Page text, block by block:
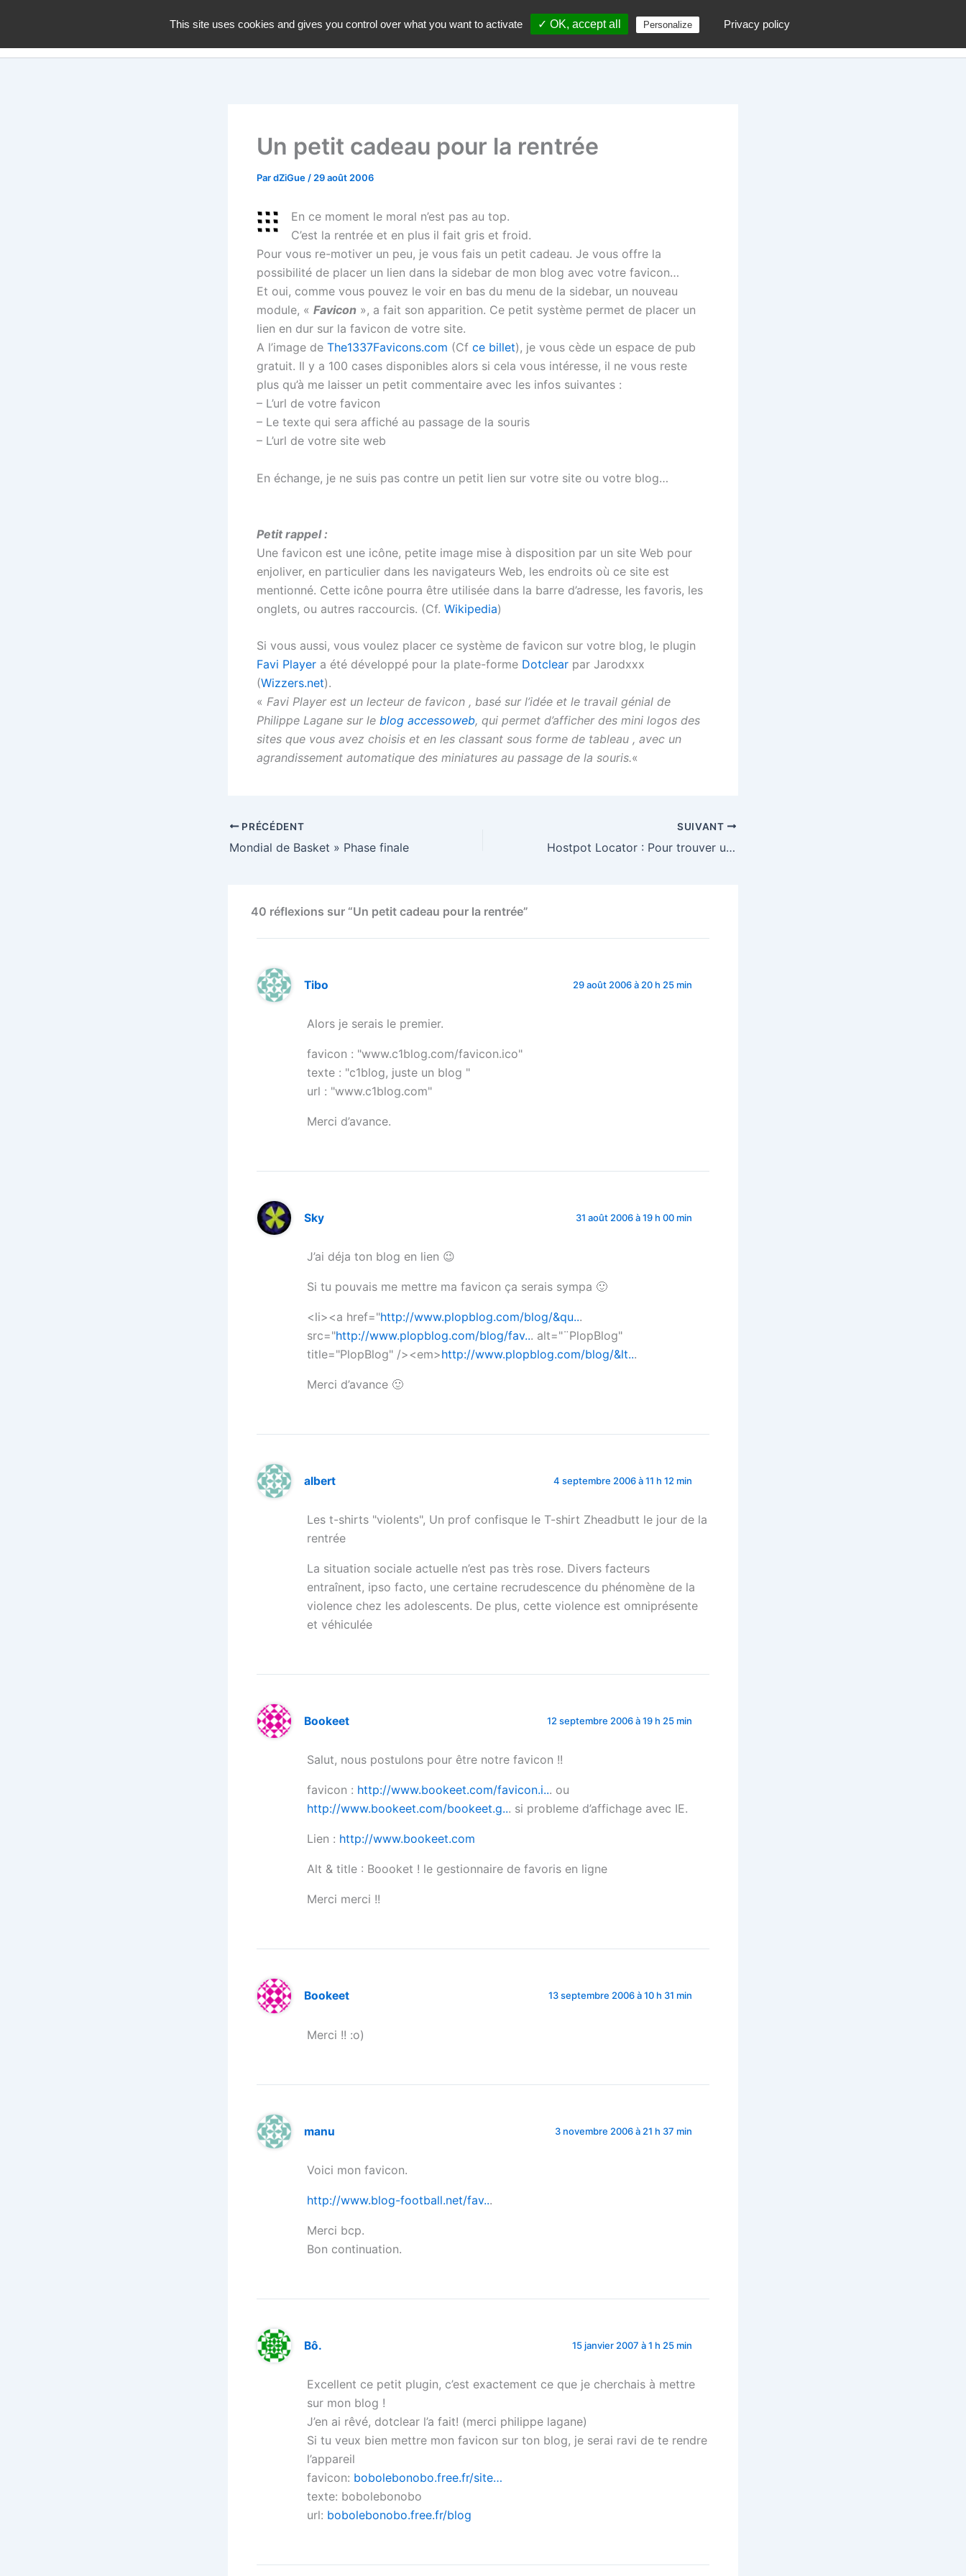
contenu
Accueil A propos du blog Contactez moi ! Archives
Un petit cadeau pour la rentrée
PardZiGue / 29 août 2006
En ce moment le moral n’est pas au top.
C’est la rentrée et en plus il fait gris et froid.
Pour vous re-motiver un peu, je vous fais un petit cadeau. Je vous offre la
possibilité de placer un lien dans la sidebar de mon blog avec votre favicon…
Et oui, comme vous pouvez le voir en bas du menu de la sidebar, un nouveau
module, « Favicon », a fait son apparition. Ce petit système permet de placer un
lien en dur sur la favicon de votre site.
A l’image de The1337Favicons.com (Cf ce billet), je vous cède un espace de pub
gratuit. Il y a 100 cases disponibles alors si cela vous intéresse, il ne vous reste
plus qu’à me laisser un petit commentaire avec les infos suivantes :
– L’url de votre favicon
– Le texte qui sera affiché au passage de la souris
– L’url de votre site web
En échange, je ne suis pas contre un petit lien sur votre site ou votre blog…
Petit rappel :
Une favicon est une icône, petite image mise à disposition par un site Web pour
enjoliver, en particulier dans les navigateurs Web, les endroits où ce site est
mentionné. Cette icône pourra être utilisée dans la barre d’adresse, les favoris, les
onglets, ou autres raccourcis. (Cf. Wikipedia)
Si vous aussi, vous voulez placer ce système de favicon sur votre blog, le plugin
Favi Player a été développé pour la plate-forme Dotclear par Jarodxxx
(Wizzers.net).
« Favi Player est un lecteur de favicon , basé sur l’idée et le travail génial de
Philippe Lagane sur le blog accessoweb, qui permet d’afficher des mini logos des
sites que vous avez choisis et en les classant sous forme de tableau , avec un
agrandissement automatique des miniatures au passage de la souris.«
PRÉCÉDENT
Mondial de Basket » Phase finale
SUIVANT
Hostpot Locator : Pour trouver un spot Wifi
40 réflexions sur “Un petit cadeau pour la rentrée”
Tibo 29 août 2006 à 20 h 25 min
Alors je serais le premier.
favicon : "www.c1blog.com/favicon.ico"
texte : "c1blog, juste un blog "
url : "www.c1blog.com"
Merci d’avance.
Sky 31 août 2006 à 19 h 00 min
J’ai déja ton blog en lien 😉
Si tu pouvais me mettre ma favicon ça serais sympa 🙂
<li><a href="http://www.plopblog.com/blog/&qu...
src="http://www.plopblog.com/blog/fav... alt="¨PlopBlog"
title="PlopBlog" /><em>http://www.plopblog.com/blog/&lt...
Merci d’avance 🙂
albert 4 septembre 2006 à 11 h 12 min
Les t-shirts "violents", Un prof confisque le T-shirt Zheadbutt le jour de la
rentrée
La situation sociale actuelle n’est pas très rose. Divers facteurs
entraînent, ipso facto, une certaine recrudescence du phénomène de la
violence chez les adolescents. De plus, cette violence est omniprésente
et véhiculée
Bookeet 12 septembre 2006 à 19 h 25 min
Salut, nous postulons pour être notre favicon !!
favicon : http://www.bookeet.com/favicon.i... ou
http://www.bookeet.com/bookeet.g... si probleme d’affichage avec IE.
Lien : http://www.bookeet.com
Alt & title : Boooket ! le gestionnaire de favoris en ligne
Merci merci !!
Bookeet 13 septembre 2006 à 10 h 31 min
Merci !! :o)
manu 3 novembre 2006 à 21 h 37 min
Voici mon favicon.
http://www.blog-football.net/fav...
Merci bcp.
Bon continuation.
Bô. 15 janvier 2007 à 1 h 25 min
Excellent ce petit plugin, c’est exactement ce que je cherchais à mettre
sur mon blog !
J’en ai rêvé, dotclear l’a fait! (merci philippe lagane)
Si tu veux bien mettre mon favicon sur ton blog, je serai ravi de te rendre
l’appareil
favicon: bobolebonobo.free.fr/site…
texte: bobolebonobo
url: bobolebonobo.free.fr/blog
This site uses cookies and gives you control over what you want to activate ✓ OK, accept all Personalize Privacy policy